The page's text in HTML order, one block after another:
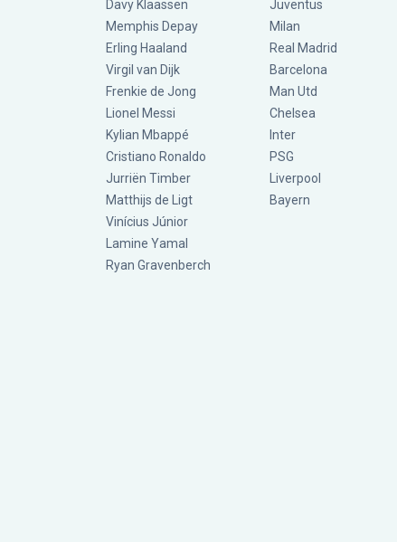
Davy Klaassen
Memphis Depay
Erling Haaland
Virgil van Dijk
Frenkie de Jong
Lionel Messi
Kylian Mbappé
Cristiano Ronaldo
Jurriën Timber
Matthijs de Ligt
Vinícius Júnior
Lamine Yamal
Ryan Gravenberch
Juventus
Milan
Real Madrid
Barcelona
Man Utd
Chelsea
Inter
PSG
Liverpool
Bayern